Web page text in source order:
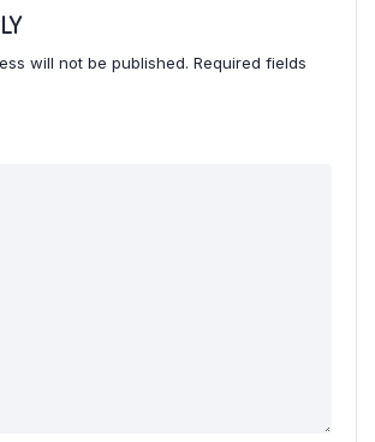
will not be published. Required fields